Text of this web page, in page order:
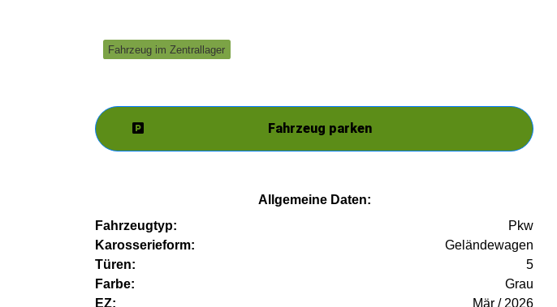
Fahrzeug im Zentrallager
Fahrzeug parken
Allgemeine Daten:
Fahrzeugtyp:
Pkw
Karosserieform:
Geländewagen
Türen:
5
Farbe:
Grau
EZ:
Mär / 2026